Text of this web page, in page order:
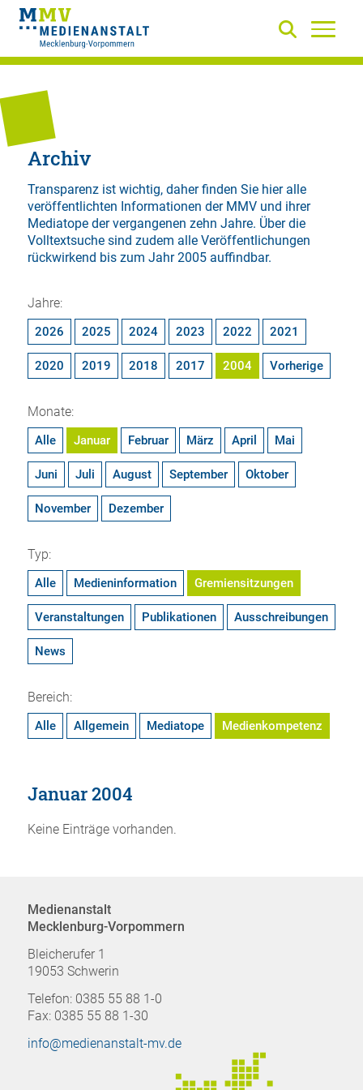
Archiv
Transparenz ist wichtig, daher finden Sie hier alle
veröffentlichten Informationen der MMV und ihrer
Mediatope der vergangenen zehn Jahre. Über die
Volltextsuchesind zudem alle Veröffentlichungen
rückwirkend bis zum Jahr 2005 auffindbar.
Jahre:
2026 2025 2024 2023 2022 2021
2020 2019 2018 2017 2004 Vorherige
Monate:
Alle Januar Februar März April Mai
Juni Juli August September Oktober
November Dezember
Typ:
Alle Medieninformation Gremiensitzungen
Veranstaltungen Publikationen Ausschreibungen
News
Bereich:
Alle Allgemein Mediatope Medienkompetenz
Januar 2004
Keine Einträge vorhanden.
Medienanstalt
Mecklenburg-Vorpommern
Bleicherufer 1
19053 Schwerin
Telefon: 0385 55 88 1-0
Fax: 0385 55 88 1-30
info@medienanstalt-mv.de